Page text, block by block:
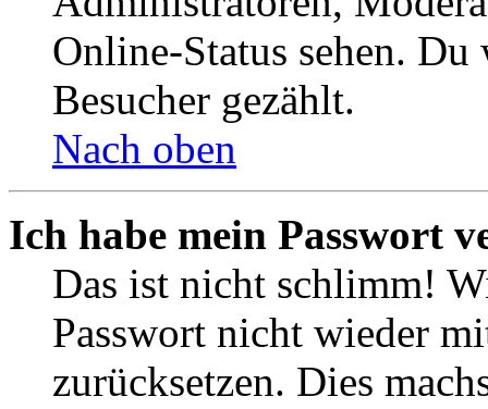
Online-Status sehen.
Besucher gezählt.
Nach oben
Ich habe mein Passwort
Das ist nicht schlimm!
Passwort nicht wieder
zurücksetzen. Dies